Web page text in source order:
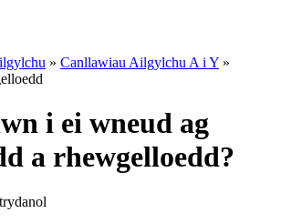
» Canllawiau Ailgylchu A i Y »
i ei wneud ag
a rhewgelloedd?